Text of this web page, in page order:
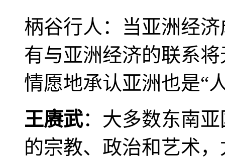
柄谷行人：当亚洲经
有与亚洲经济的联系
情愿地承认亚洲也是“
王赓武：大多数东南
的宗教、政治和艺术